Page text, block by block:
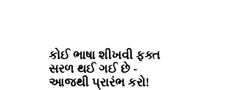
કોઈ ભાષા શીખવી ફક્ત
સરળ થઈ ગઈ છે -
આજથી પ્રારંભ કરો!